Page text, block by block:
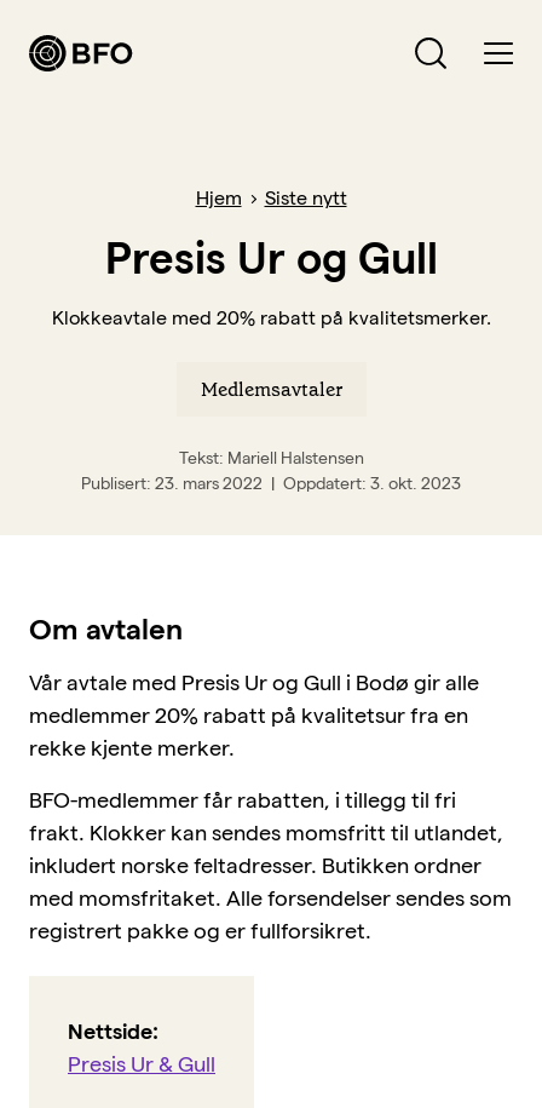
Bli BFO-medlem
Forsikringer
Hva vi jobber for
Om BFO
Siste nytt
Offisersbladet
KAFO
BFO UNG
Tillitsvalgt
Typer medlemskap
Kurskalender
Kontakt oss
Hjem Siste nytt
Presis Ur og Gull
Klokkeavtale med 20% rabatt på kvalitetsmerker.
Medlemsavtaler
Tekst: Mariell Halstensen
Publisert 23. mars 2022 Oppdatert 3. okt. 2023
Om avtalen
Vår avtale med Presis Ur og Gull i Bodø gir alle
medlemmer 20% rabatt på kvalitetsur fra en
rekke kjente merker.
BFO-medlemmer får rabatten, i tillegg til fri
frakt. Klokker kan sendes momsfritt til utlandet,
inkludert norske feltadresser. Butikken ordner
med momsfritaket. Alle forsendelser sendes som
registrert pakke og er fullforsikret.
Nettside:
Presis Ur & Gull